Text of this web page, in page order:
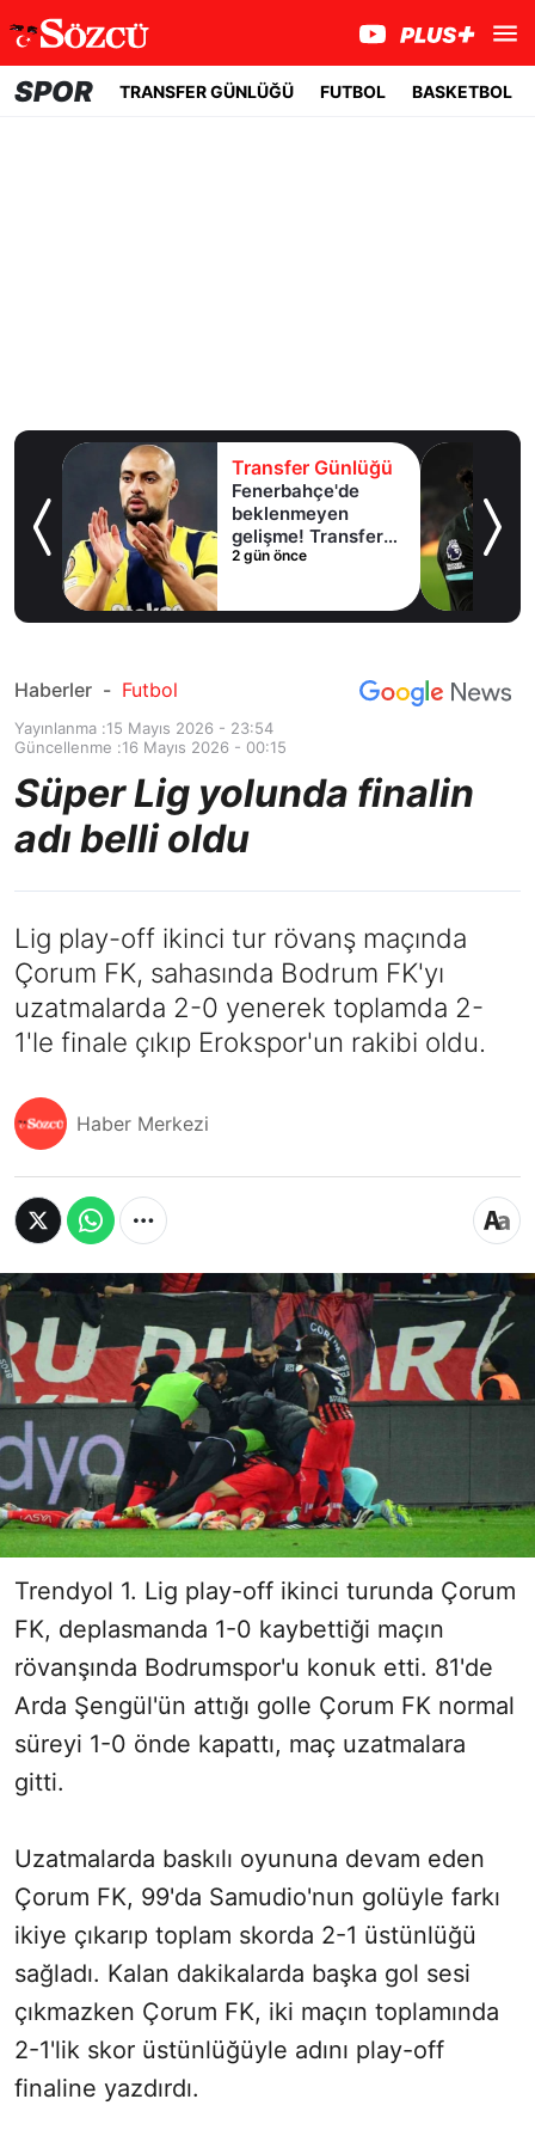
SPOR TRANSFER GÜNLÜĞÜ FUTBOL BASKETBOL
Transfer Günlüğü
Fenerbahçe'de
beklenmeyen
gelişme! Transfer
iptal oldu
2 gün önce
Haberler - Futbol
Yayınlanma :15 Mayıs 2026 - 23:54
Güncellenme :16 Mayıs 2026 - 00:15
Süper Lig yolunda finalin
adı belli oldu
Lig play-off ikinci tur rövanş maçında
Çorum FK, sahasında Bodrum FK'yı
uzatmalarda 2-0 yenerek toplamda 2-
1'le finale çıkıp Erokspor'un rakibi oldu.
Haber Merkezi
Trendyol 1. Lig play-off ikinci turunda Çorum
FK, deplasmanda 1-0 kaybettiği maçın
rövanşında Bodrumspor'u konuk etti. 81'de
Arda Şengül'ün attığı golle Çorum FK normal
süreyi 1-0 önde kapattı, maç uzatmalara
gitti.
Uzatmalarda baskılı oyununa devam eden
Çorum FK, 99'da Samudio'nun golüyle farkı
ikiye çıkarıp toplam skorda 2-1 üstünlüğü
sağladı. Kalan dakikalarda başka gol sesi
çıkmazken Çorum FK, iki maçın toplamında
2-1'lik skor üstünlüğüyle adını play-off
finaline yazdırdı.